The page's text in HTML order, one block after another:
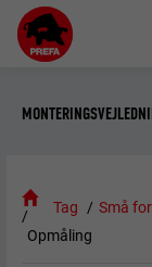
Tag Små
Opmåling